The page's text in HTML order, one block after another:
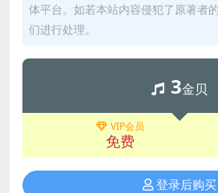
体平台。如若本站内容侵犯了原著者
们进行处理。
3金贝
VIP会员
免费
登录后购买